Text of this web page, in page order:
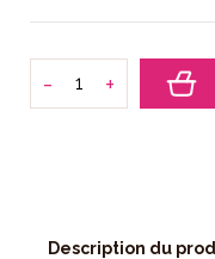
+
-
Description du